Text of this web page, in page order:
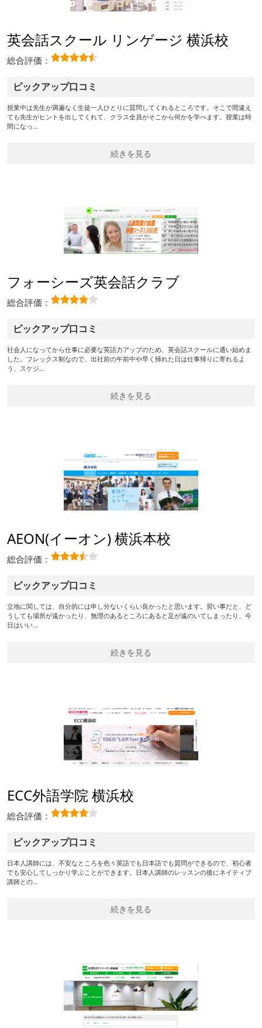
英会話スクール リンゲージ 横浜校
総合評価：
ピックアップ口コミ
授業中は先生が満遍なく生徒一人ひとりに質問してくれるところです。そこで間違え
ても先生がヒントを出してくれて、クラス全員がそこから何かを学べます。授業は時
間になっ…
続きを見る
フォーシーズ英会話クラブ
総合評価：
ピックアップ口コミ
社会人になってから仕事に必要な英語力アップのため、英会話スクールに通い始めま
した。フレックス制なので、出社前の午前中や早く帰れた日は仕事帰りに寄れるよ
う、スケジ…
続きを見る
AEON(イーオン) 横浜本校
総合評価：
ピックアップ口コミ
立地に関しては、自分的には申し分ないくらい良かったと思います。習い事だと、ど
うしても場所が遠かったり、無理のあるところにあると足が遠のいてしまったり、今
日はいい…
続きを見る
ECC外語学院 横浜校
総合評価：
ピックアップ口コミ
日本人講師には、不安なところを色々英語でも日本語でも質問ができるので、初心者
でも安心してしっかり学ぶことができます。日本人講師のレッスンの後にネイティブ
講師との…
続きを見る